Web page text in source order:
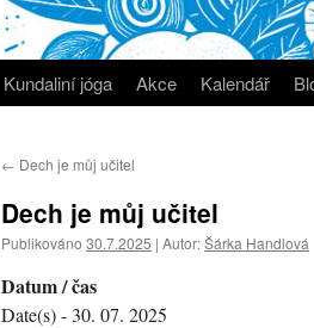
Kundaliní jóga Akce Kalendář
← Dech je můj učitel
Dech je můj učitel
Publikováno 30.7.2025 | Autor:Šárka Handlová
Datum / čas
Date(s) - 30. 07. 2025